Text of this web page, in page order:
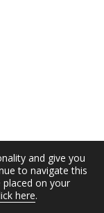
and give you
to navigate this
on your
here.